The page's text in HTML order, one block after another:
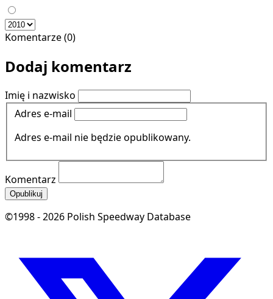
Komentarze (0)
Dodaj komentarz
Imię i nazwisko
Adres e-mail
Adres e-mail nie będzie opublikowany.
Komentarz
Opublikuj
©1998 - 2026 Polish Speedway Database